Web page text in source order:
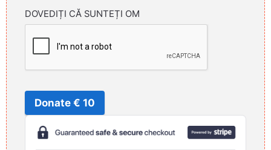
DOVEDIȚI CĂ SUNTEȚI OM
Donate € 10